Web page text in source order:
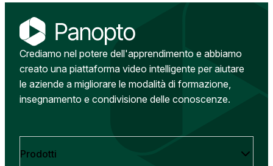
Crediamo nel potere dell'apprendimento e abbiamo
creato una piattaforma video intelligente per aiutare
le aziende a migliorare le modalità di formazione,
insegnamento e condivisione delle conoscenze.
Prodotti